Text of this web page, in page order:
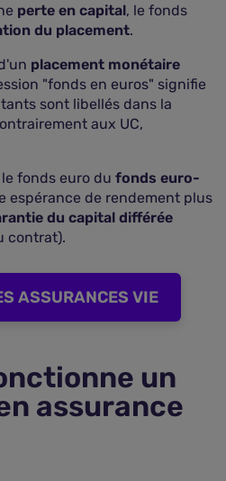
perte en capital, le fonds
du placement.
placement monétaire
"fonds en euros" signifie
sont libellés dans la
aux UC,
fonds euro du fonds euro-
espérance de rendement plus
du capital différée
contrat).
ASSURANCES VIE
un
assurance